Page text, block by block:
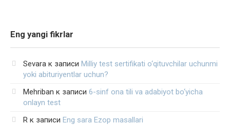
Eng yangi fikrlar
Sevara к записи Milliy test sertifikati o‘qituvchilar uchunmi
yoki abituriyentlar uchun?
Mehriban к записи 6-sinf ona tili va adabiyot bo‘yicha
onlayn test
R к записи Eng sara Ezop masallari